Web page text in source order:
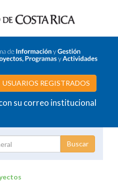
USUARIOS REGISTRADOS
su correo institucional